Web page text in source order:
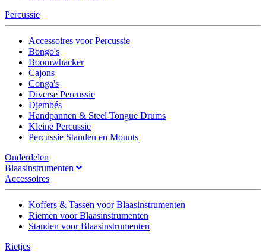
Percussie
Accessoires voor Percussie
Bongo's
Boomwhacker
Cajons
Conga's
Diverse Percussie
Djembés
Handpannen & Steel Tongue Drums
Kleine Percussie
Percussie Standen en Mounts
Onderdelen
Blaasinstrumenten
Accessoires
Koffers & Tassen voor Blaasinstrumenten
Riemen voor Blaasinstrumenten
Standen voor Blaasinstrumenten
Rietjes